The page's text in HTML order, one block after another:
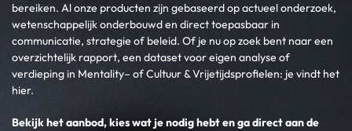
bereiken. Al onze producten zijn gebaseerd op actueel onderzoek,
wetenschappelijk onderbouwd en direct toepasbaar in
communicatie, strategie of beleid. Of je nu op zoek bent naar een
overzichtelijk rapport, een dataset voor eigen analyse of
verdieping in Mentality– of Cultuur & Vrijetijdsprofielen: je vindt het
hier.
Bekijk het aanbod, kies wat je nodig hebt en ga direct aan de